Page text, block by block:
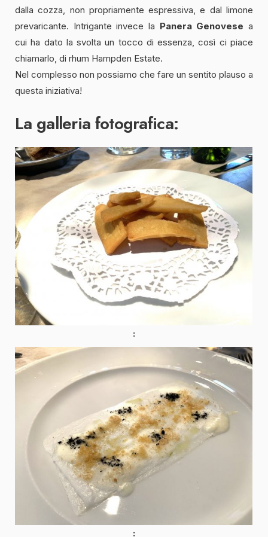
dalla cozza, non propriamente espressiva, e dal limone
prevaricante. Intrigante invece la Panera Genovese a
cui ha dato la svolta un tocco di essenza, così ci piace
chiamarlo, di rhum Hampden Estate.
Nel complesso non possiamo che fare un sentito plauso a
questa iniziativa!
La galleria fotografica: